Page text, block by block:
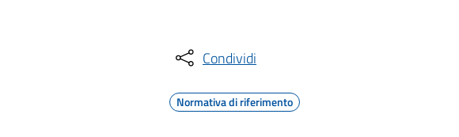
Condividi
Normativa di riferimento